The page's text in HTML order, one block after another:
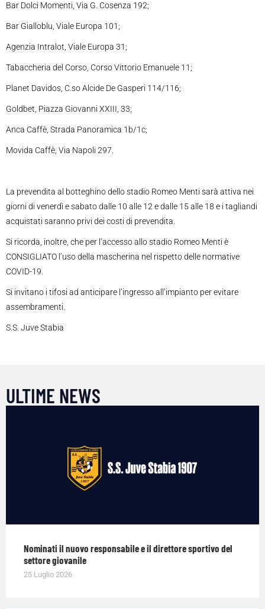
Bar Dolci Momenti, Via G. Cosenza 192;
Bar Gialloblu, Viale Europa 101;
Agenzia Intralot, Viale Europa 31;
Tabaccheria del Corso, Corso Vittorio Emanuele 11;
Planet Davidos, C.so Alcide De Gasperi 114/116;
Goldbet, Piazza Giovanni XXIII, 33;
Anca Caffè, Strada Panoramica 1b/1c;
Movida Caffè, Via Napoli 297.
La prevendita al botteghino dello stadio Romeo Menti sarà attiva nei
giorni di venerdì e sabato dalle 10 alle 12 e dalle 15 alle 18 e i tagliandi
acquistati saranno privi dei costi di prevendita.
Si ricorda, inoltre, che per l’accesso allo stadio Romeo Menti è
CONSIGLIATO l’uso della mascherina nel rispetto delle normative
COVID-19.
Si invitano i tifosi ad anticipare l’ingresso all’impianto per evitare
assembramenti.
S.S. Juve Stabia
ULTIME NEWS
Nominati il nuovo responsabile e il direttore sportivo del
settore giovanile
25 Luglio 2026